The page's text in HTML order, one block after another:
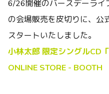
6/26開催のバースデーライ
の会場販売を皮切りに、公
スタートいたしました。
小林太郎 限定シングルCD
ONLINE STORE - BOOTH